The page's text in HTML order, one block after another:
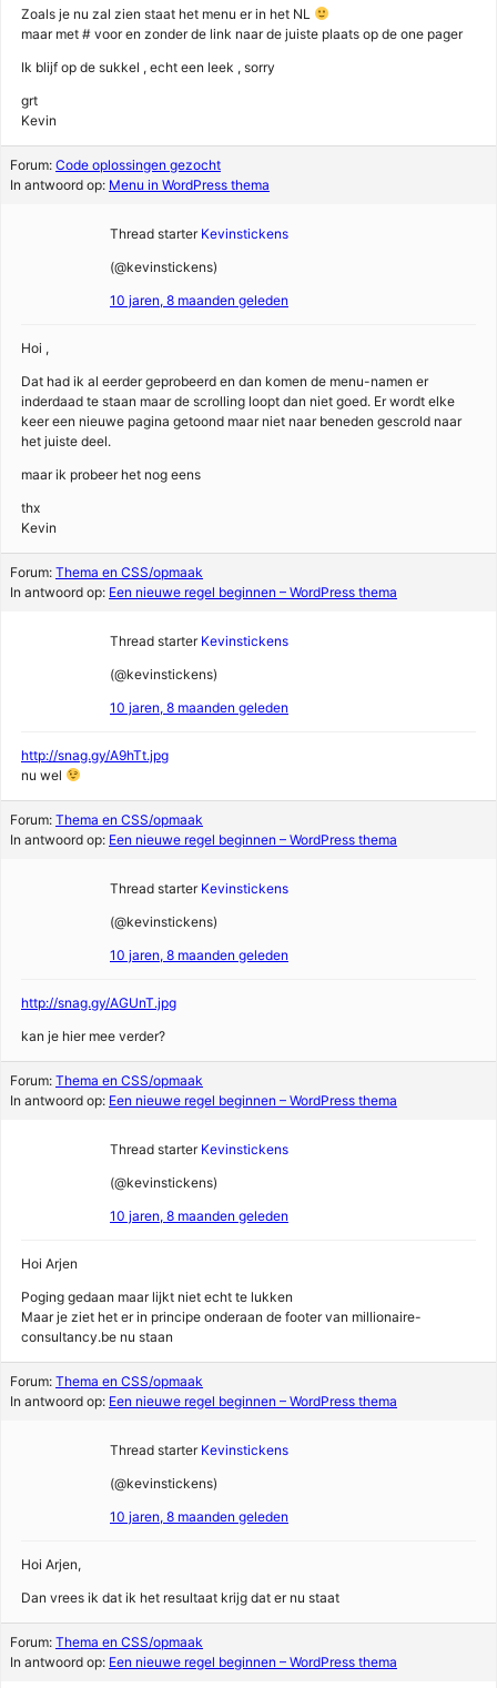
Zoals je nu zal zien staat het menu er in het NL
maar met # voor en zonder de link naar de juiste plaats op de one pager
Ik blijf op de sukkel , echt een leek , sorry
grt
Kevin
Forum: Code oplossingen gezocht
In antwoord op: Menu in WordPress thema
Thread starter Kevinstickens
(@kevinstickens)
10 jaren, 8 maanden geleden
Hoi ,
Dat had ik al eerder geprobeerd en dan komen de menu-namen er
inderdaad te staan maar de scrolling loopt dan niet goed. Er wordt elke
keer een nieuwe pagina getoond maar niet naar beneden gescrold naar
het juiste deel.
maar ik probeer het nog eens
thx
Kevin
Forum: Thema en CSS/opmaak
In antwoord op: Een nieuwe regel beginnen – WordPress thema
Thread starter Kevinstickens
(@kevinstickens)
10 jaren, 8 maanden geleden
http://snag.gy/A9hTt.jpg
nu wel
Forum: Thema en CSS/opmaak
In antwoord op: Een nieuwe regel beginnen – WordPress thema
Thread starter Kevinstickens
(@kevinstickens)
10 jaren, 8 maanden geleden
http://snag.gy/AGUnT.jpg
kan je hier mee verder?
Forum: Thema en CSS/opmaak
In antwoord op: Een nieuwe regel beginnen – WordPress thema
Thread starter Kevinstickens
(@kevinstickens)
10 jaren, 8 maanden geleden
Hoi Arjen
Poging gedaan maar lijkt niet echt te lukken
Maar je ziet het er in principe onderaan de footer van millionaire-
consultancy.be nu staan
Forum: Thema en CSS/opmaak
In antwoord op: Een nieuwe regel beginnen – WordPress thema
Thread starter Kevinstickens
(@kevinstickens)
10 jaren, 8 maanden geleden
Hoi Arjen,
Dan vrees ik dat ik het resultaat krijg dat er nu staat
Forum: Thema en CSS/opmaak
In antwoord op: Een nieuwe regel beginnen – WordPress thema